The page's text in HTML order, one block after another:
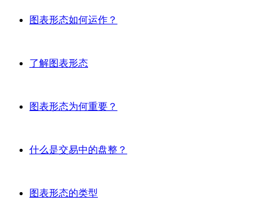
图表形态如何运作？
了解图表形态
图表形态为何重要？
什么是交易中的盘整？
图表形态的类型